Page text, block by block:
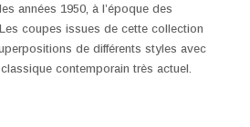
années 1950, à l’époque des
coupes issues de cette collection
de différents styles avec
contemporain très actuel.